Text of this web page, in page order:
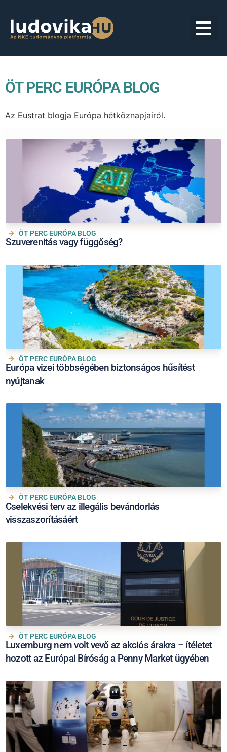
ÖT PERC EURÓPA BLOG
Az Eustrat blogja Európa hétköznapjairól.
ÖT PERC EURÓPA BLOG
Szuverenitás vagy függőség?
ÖT PERC EURÓPA BLOG
Európa vizei többségében biztonságos hűsítést
nyújtanak
ÖT PERC EURÓPA BLOG
Cselekvési terv az illegális bevándorlás
visszaszorításáért
ÖT PERC EURÓPA BLOG
Luxemburg nem volt vevő az akciós árakra – ítéletet
hozott az Európai Bíróság a Penny Market ügyében